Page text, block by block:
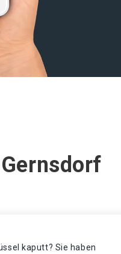
kaputt? Sie haben